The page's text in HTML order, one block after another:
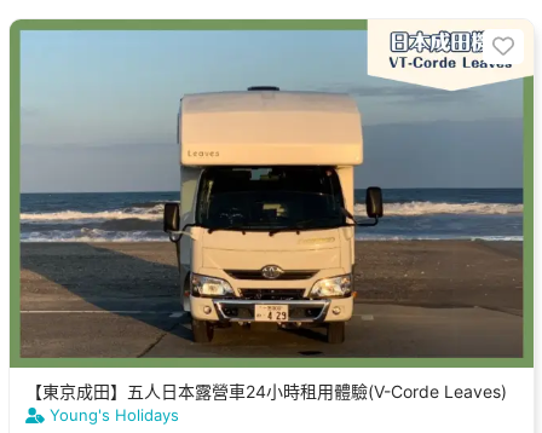
【東京成田】五人日本露營車24小時租用體驗(V-Corde Leaves)
Young's Holidays